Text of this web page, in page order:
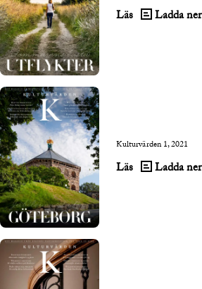
Läs Ladda ner
Kulturvärden 1, 2021
Läs Ladda ner